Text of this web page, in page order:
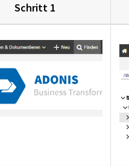
Schritt 1